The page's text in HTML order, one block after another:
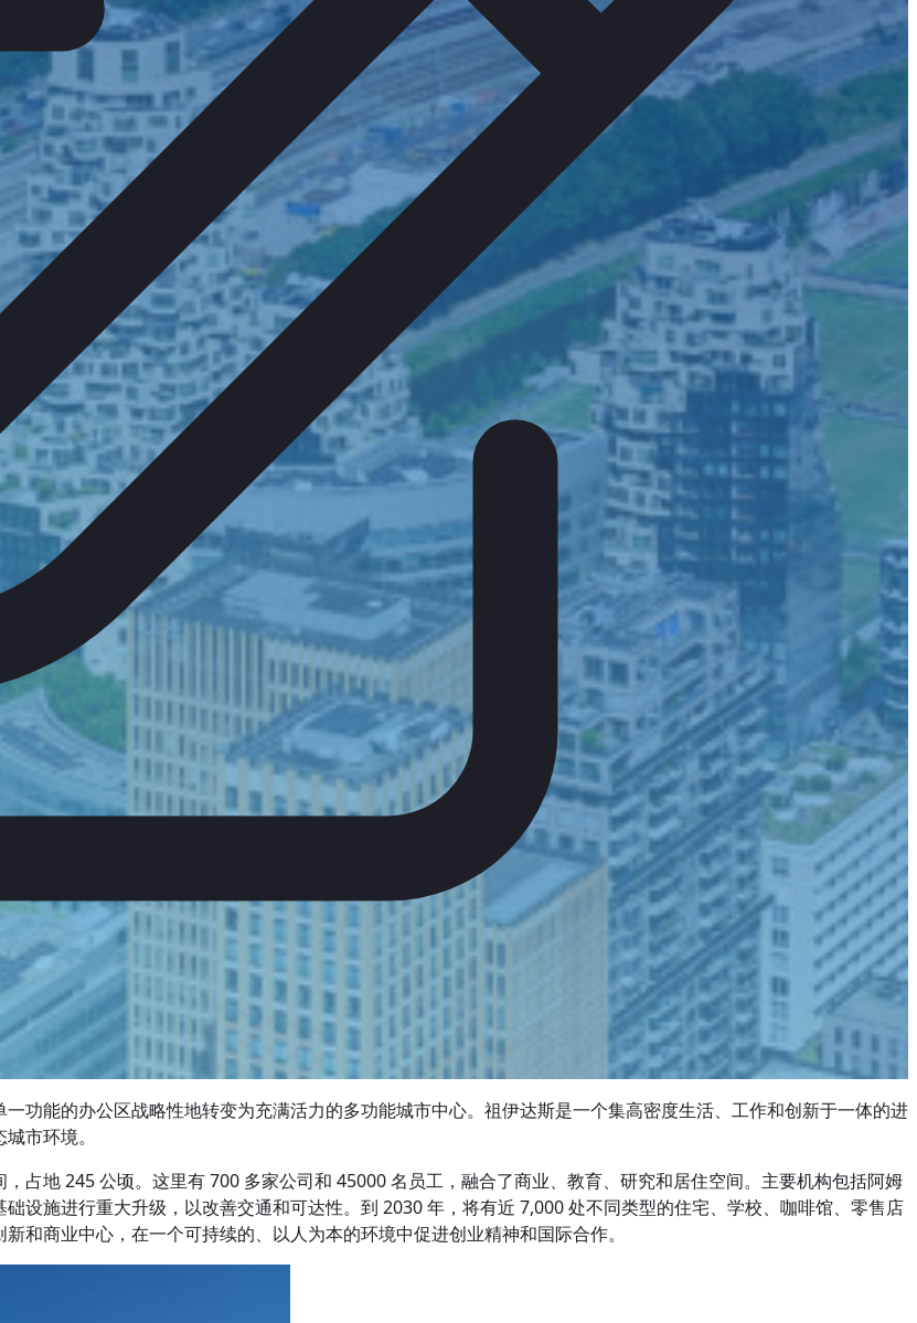
功能的办公区战略性地转变为充满活力的多功能城市中心。祖伊达斯是一个集高密度生活、工作和创新于一体的进
市环境。
占地 245 公顷。这里有 700 多家公司和 45000 名员工，融合了商业、教育、研究和居住空间。主要机构包括阿姆
设施进行重大升级，以改善交通和可达性。到 2030 年，将有近 7,000 处不同类型的住宅、学校、咖啡馆、零售店
和商业中心，在一个可持续的、以人为本的环境中促进创业精神和国际合作。